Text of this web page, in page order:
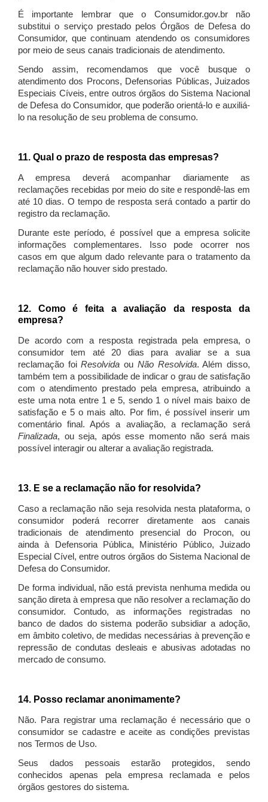
É importante lembrar que o Consumidor.gov.br não
substitui o serviço prestado pelos Órgãos de Defesa do
Consumidor, que continuam atendendo os consumidores
por meio de seus canais tradicionais de atendimento.
Sendo assim, recomendamos que você busque o
atendimento dos Procons, Defensorias Públicas, Juizados
Especiais Cíveis, entre outros órgãos do Sistema Nacional
de Defesa do Consumidor, que poderão orientá-lo e auxiliá-
lo na resolução de seu problema de consumo.
11. Qual o prazo de resposta das empresas?
A empresa deverá acompanhar diariamente as
reclamações recebidas por meio do site e respondê-las em
até 10 dias. O tempo de resposta será contado a partir do
registro da reclamação.
Durante este período, é possível que a empresa solicite
informações complementares. Isso pode ocorrer nos
casos em que algum dado relevante para o tratamento da
reclamação não houver sido prestado.
12. Como é feita a avaliação da resposta da
empresa?
De acordo com a resposta registrada pela empresa, o
consumidor tem até 20 dias para avaliar se a sua
reclamação foiResolvida ou Não Resolvida. Além disso,
também tem a possibilidade de indicar o grau de satisfação
com o atendimento prestado pela empresa, atribuindo a
este uma nota entre 1 e 5, sendo 1 o nível mais baixo de
satisfação e 5 o mais alto. Por fim, é possível inserir um
comentário final. Após a avaliação, a reclamação será
Finalizada, ou seja, após esse momento não será mais
possível interagir ou alterar a avaliação registrada.
13. E se a reclamação não for resolvida?
Caso a reclamação não seja resolvida nesta plataforma, o
consumidor poderá recorrer diretamente aos canais
tradicionais de atendimento presencial do Procon, ou
ainda à Defensoria Pública, Ministério Público, Juizado
Especial Cível, entre outros órgãos do Sistema Nacional de
Defesa do Consumidor.
De forma individual, não está prevista nenhuma medida ou
sanção direta à empresa que não resolver a reclamação do
consumidor. Contudo, as informações registradas no
banco de dados do sistema poderão subsidiar a adoção,
em âmbito coletivo, de medidas necessárias à prevenção e
repressão de condutas desleais e abusivas adotadas no
mercado de consumo.
14. Posso reclamar anonimamente?
Não. Para registrar uma reclamação é necessário que o
consumidor se cadastre e aceite as condições previstas
nos Termos de Uso.
Seus dados pessoais estarão protegidos, sendo
conhecidos apenas pela empresa reclamada e pelos
órgãos gestores do sistema.